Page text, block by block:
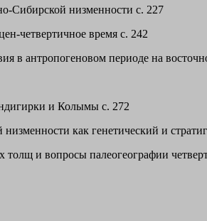
Сибирской низменности с. 227
четвертичное время с. 242
в антропогеновом периоде на
и Колымы с. 272
как генетический и
и вопросы палеогеографии